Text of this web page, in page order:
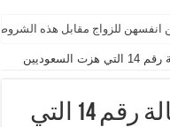
انفسهن للزواج مقابل هذه
شاهد قصة مؤلمة للحالة رقم 14 التي